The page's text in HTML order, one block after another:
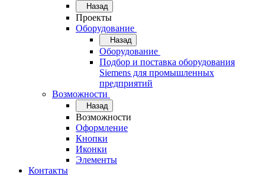
Назад
Проекты
Оборудование
Назад
Оборудование
Подбор и поставка оборудования
Siemens для промышленных
предприятий
Возможности
Назад
Возможности
Оформление
Кнопки
Иконки
Элементы
Контакты